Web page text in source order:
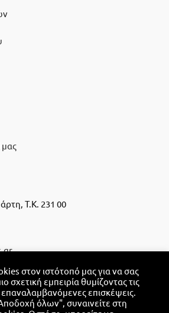
μας
Τ.Κ. 231 00
ΡΑΝΤΕΒΟΎ
στον ιστότοπό μας για να σας
σχετική εμπειρία θυμίζοντας τις
επαναλαμβανόμενες επισκέψεις.
όλων", συναινείτε στη